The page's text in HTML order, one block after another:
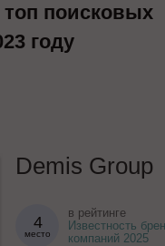
топ поисковых
году
Demis Group
4
место
в рейтинге
Известность
компаний 2025